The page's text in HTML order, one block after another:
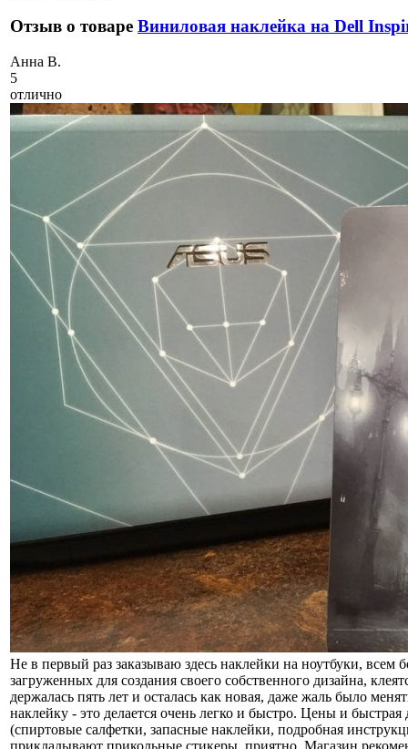
Отзыв о товаре Виниловая наклейка на Dell
Анна В.
5
отлично
Не в первый раз заказываю здесь наклейки на ноутбуки, всем
загруженных для создания своего собственного дизайна,
держалась пять лет и осталась как новая, даже жаль было
наклейку - это делается очень легко и быстро. Цены и
(спиртовые салфетки, запасные наклейки, подробная
прикладывают прикольные стикеры, приятно. Магазин